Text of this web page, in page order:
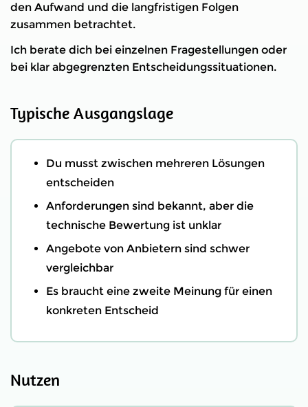
den Aufwand und die langfristigen Folgen
zusammen betrachtet.
Ich berate dich bei einzelnen Fragestellungen oder
bei klar abgegrenzten Entscheidungssituationen.
Typische Ausgangslage
Du musst zwischen mehreren Lösungen
entscheiden
Anforderungen sind bekannt, aber die
technische Bewertung ist unklar
Angebote von Anbietern sind schwer
vergleichbar
Es braucht eine zweite Meinung für einen
konkreten Entscheid
Nutzen